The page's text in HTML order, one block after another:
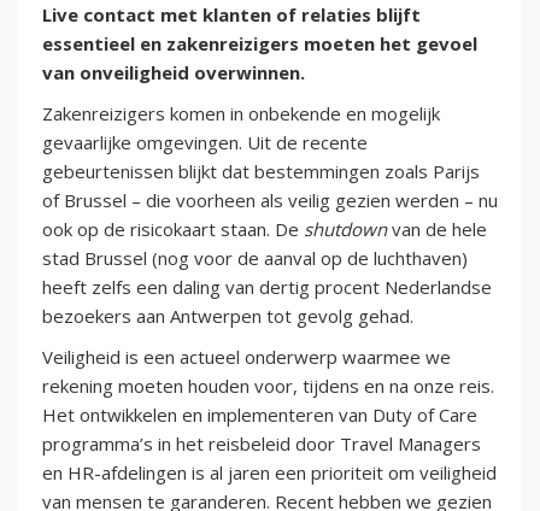
Live contact met klanten of relaties blijft
essentieel en zakenreizigers moeten het gevoel
van onveiligheid overwinnen.
Zakenreizigers komen in onbekende en mogelijk
gevaarlijke omgevingen. Uit de recente
gebeurtenissen blijkt dat bestemmingen zoals Parijs
of Brussel – die voorheen als veilig gezien werden – nu
ook op de risicokaart staan. De shutdownvan de hele
stad Brussel (nog voor de aanval op de luchthaven)
heeft zelfs een daling van dertig procent Nederlandse
bezoekers aan Antwerpen tot gevolg gehad.
Veiligheid is een actueel onderwerp waarmee we
rekening moeten houden voor, tijdens en na onze reis.
Het ontwikkelen en implementeren van Duty of Care
programma’s in het reisbeleid door Travel Managers
en HR-afdelingen is al jaren een prioriteit om veiligheid
van mensen te garanderen. Recent hebben we gezien